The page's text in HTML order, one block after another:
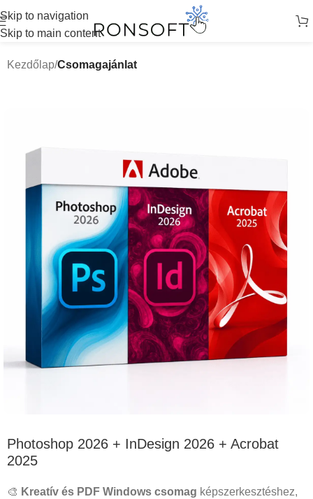
Skip to navigation
Skip to main content
Kezdőlap Csomagajánlat
Photoshop 2026 + InDesign 2026 + Acrobat
2025
🎨 Kreatív és PDF Windows csomag képszerkesztéshez,